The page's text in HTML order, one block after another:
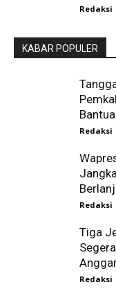
Redaksi
KABAR POPULER
Redaksi
Redaksi
Tiga
Redaksi